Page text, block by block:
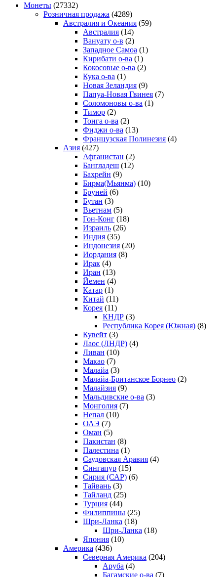
Монеты (27332)
Розничная продажа (4289)
Австралия и Океания (59)
Австралия (14)
Вануату о-в (2)
Западное Самоа (1)
Кирибати о-ва (1)
Кокосовые о-ва (2)
Кука о-ва (1)
Новая Зеландия (9)
Папуа-Новая Гвинея (7)
Соломоновы о-ва (1)
Тимор (2)
Тонга о-ва (2)
Фиджи о-ва (13)
Французская Полинезия (4)
Азия (427)
Афганистан (2)
Бангладеш (12)
Бахрейн (9)
Бирма(Мьянма) (10)
Бруней (6)
Бутан (3)
Вьетнам (5)
Гон-Конг (18)
Израиль (26)
Индия (35)
Индонезия (20)
Иордания (8)
Ирак (4)
Иран (13)
Йемен (4)
Катар (1)
Китай (11)
Корея (11)
КНДР (3)
Республика Корея (Южная) (8)
Кувейт (3)
Лаос (ЛНДР) (4)
Ливан (10)
Макао (7)
Малайа (3)
Малайа-Британское Борнео (2)
Малайзия (9)
Мальдивские о-ва (3)
Монголия (7)
Непал (10)
ОАЭ (7)
Оман (5)
Пакистан (8)
Палестина (1)
Саудовская Аравия (4)
Сингапур (15)
Сирия (САР) (6)
Тайвань (3)
Тайланд (25)
Турция (44)
Филиппины (25)
Шри-Ланка (18)
Шри-Ланка (18)
Япония (10)
Америка (436)
Северная Америка (204)
Аруба (4)
Багамские о-ва (7)